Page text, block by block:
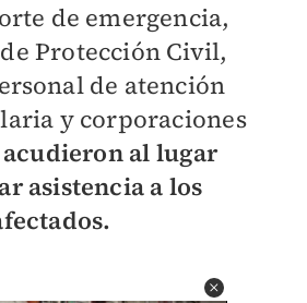
de emergencia,
Protección Civil,
de atención
y corporaciones
acudieron al lugar
asistencia a los